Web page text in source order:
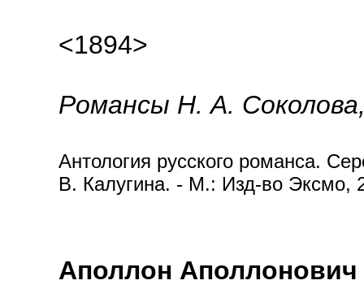
<1894>
Романсы Н. А.
Антология русского романса.
В. Калугина. - М.: Изд-во Эксмо,
Аполлон